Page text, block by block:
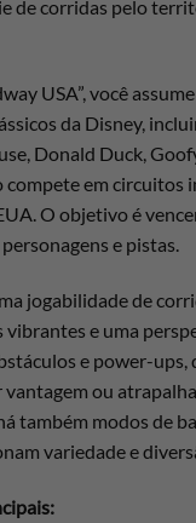
de corridas pelo
USA”, você
da Disney,
Donald Duck,
em circuitos
O objetivo é
e pistas.
jogabilidade de
vibrantes e uma
e power-ups,
vantagem ou
também modos de
variedade e